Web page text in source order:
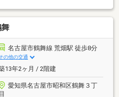
名古屋市鶴舞線 荒畑駅 徒歩8分
の他の交通
13年2ヶ月 / 2階建
愛知県名古屋市昭和区鶴舞３丁
目